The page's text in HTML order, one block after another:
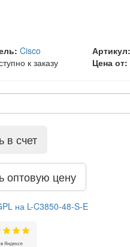
Cisco
к заказу Цена от:
в счет
оптовую цену
на L-C3850-48-S-E